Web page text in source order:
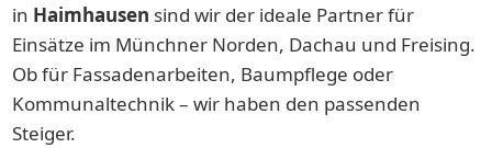
in Haimhausen sind wir der ideale Partner für
Einsätze im Münchner Norden, Dachau und Freising.
Ob für Fassadenarbeiten, Baumpflege oder
Kommunaltechnik – wir haben den passenden
Steiger.